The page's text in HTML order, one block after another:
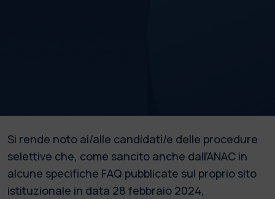
Si rende noto ai/alle candidati/e delle procedure
selettive che, come sancito anche dall’ANAC in
alcune specifiche FAQ pubblicate sul proprio sito
istituzionale in data 28 febbraio 2024,